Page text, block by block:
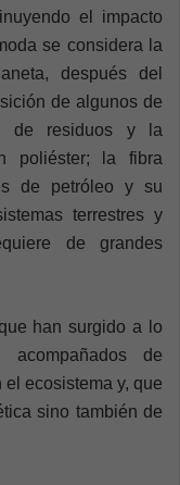
el impacto
se considera la
después del
de algunos de
de residuos y la
poliéster; la fibra
de petróleo y su
terrestres y
de grandes
han surgido a lo
de
ecosistema y, que
sino también de